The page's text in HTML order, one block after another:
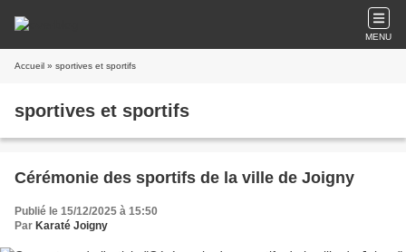
MENU
Accueil » sportives et sportifs
sportives et sportifs
Cérémonie des sportifs de la ville de Joigny
Publié le 15/12/2025 à 15:50
Par Karaté Joigny